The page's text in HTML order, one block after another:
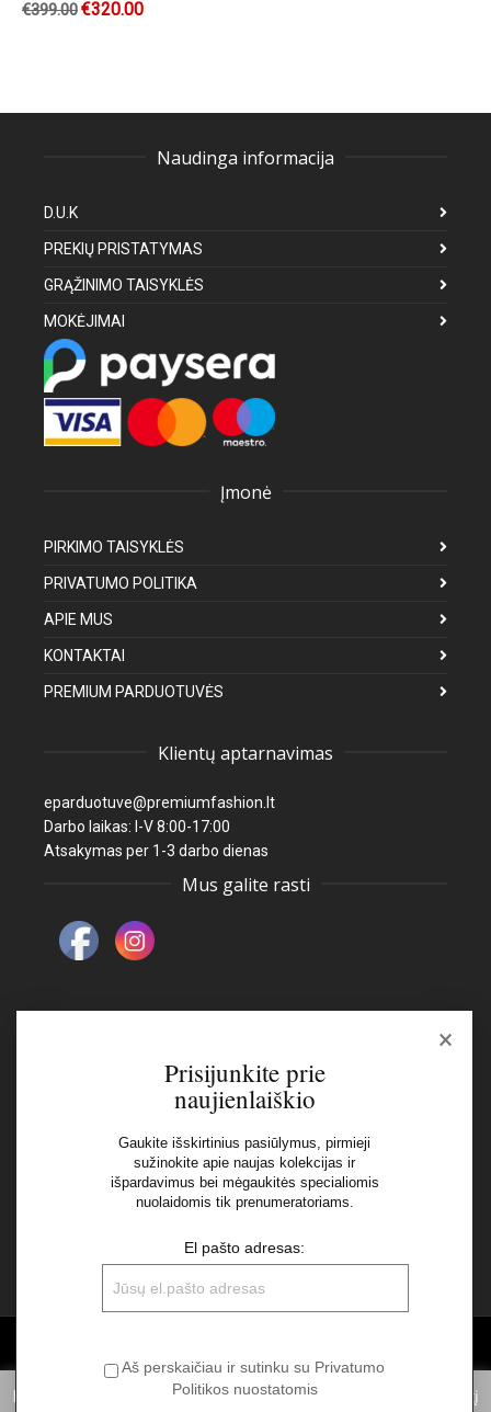
€399.00€320.00
Naudinga informacija
D.U.K
PREKIŲ PRISTATYMAS
GRĄŽINIMO TAISYKLĖS
MOKĖJIMAI
Įmonė
PIRKIMO TAISYKLĖS
PRIVATUMO POLITIKA
APIE MUS
KONTAKTAI
PREMIUM PARDUOTUVĖS
Klientų aptarnavimas
eparduotuve@premiumfashion.lt
Darbo laikas: I-V 8:00-17:00
Atsakymas per 1-3 darbo dienas
Mus galite rasti
Naujienlaiškis
Aš perskaičiau ir sutinku su Privatumo Politikos
Informuojame, kad norėdami suteikti Jums pačią geriausią patirtį
×
Prisijunkite prie
naujienlaiškio
Gaukite išskirtinius pasiūlymus, pirmieji
sužinokite apie naujas kolekcijas ir
išpardavimus bei mėgaukitės specialiomis
nuolaidomis tik prenumeratoriams.
El pašto adresas:
Aš perskaičiau ir sutinku su Privatumo
Politikos nuostatomis